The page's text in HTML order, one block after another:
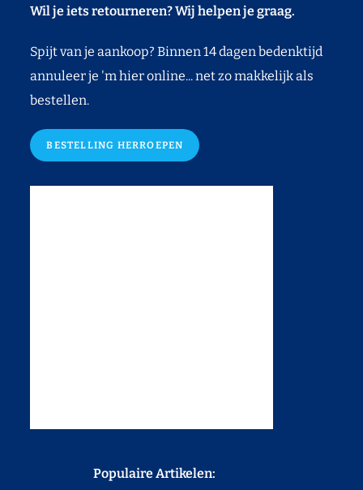
Wil je iets retourneren? Wij helpen je graag.
Spijt van je aankoop? Binnen 14 dagen bedenktijd
annuleer je 'm hier online... net zo makkelijk als
bestellen.
BESTELLING HERROEPEN
Populaire Artikelen: